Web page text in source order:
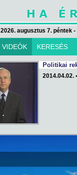
2026. augusztus 7. péntek
VIDEÓK KERESÉS
Politikai
2014.04.02. •